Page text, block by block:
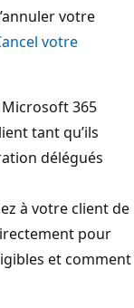
votre
votre
365
tant qu’ils
délégués
à votre client de
pour
et comment